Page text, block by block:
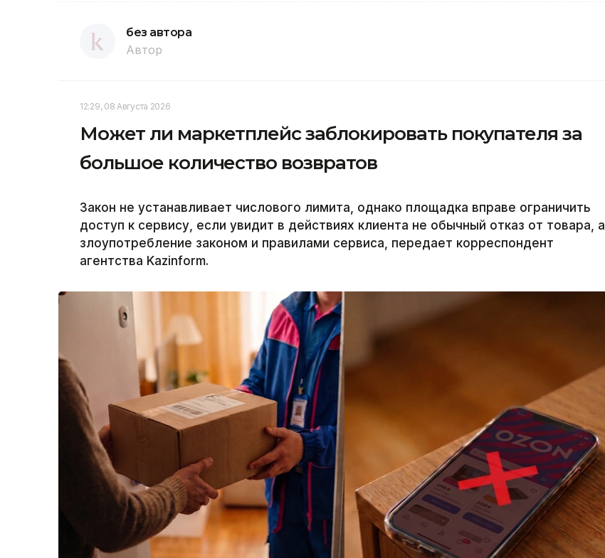
без автора
Автор
12:29, 08 Августа 2026
Может ли маркетплейс заблокировать покупателя за
большое количество возвратов
Закон не устанавливает числового лимита, однако площадка вправе ограничить
доступ к сервису, если увидит в действиях клиента не обычный отказ от товара, а
злоупотребление законом и правилами сервиса, передает корреспондент
агентства Kazinform.